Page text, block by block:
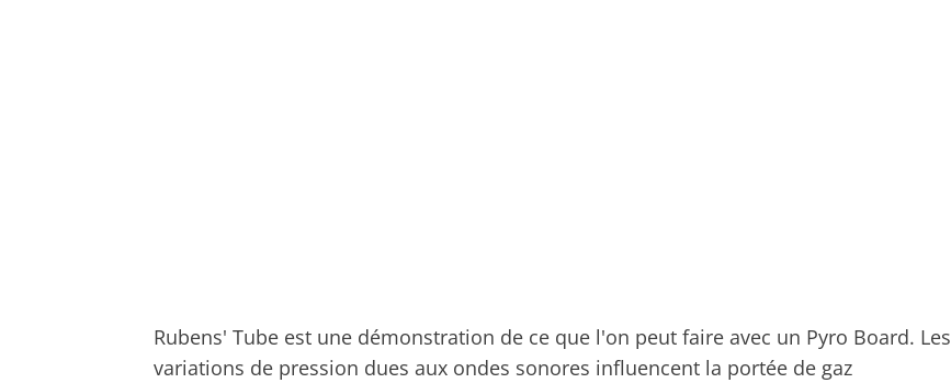
Rubens' Tube est une démonstration de ce que l'on peut faire avec un Pyro Board. Les
variations de pression dues aux ondes sonores influencent la portée de gaz